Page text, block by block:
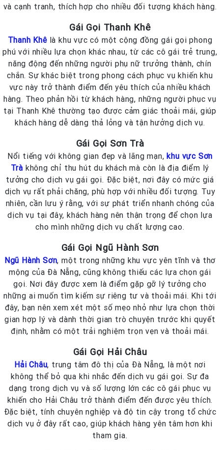
và cạnh tranh, thích hợp cho nhiều đối tượng khách hàng.
Gái Gọi Thanh Khê
Thanh Khêlà khu vực có một cộng đồng gái gọi phong
phú với nhiều lựa chọn khác nhau, từ các cô gái trẻ trung,
năng động đến những người phụ nữ trưởng thành, chín
chắn. Sự khác biệt trong phong cách phục vụ khiến khu
vực này trở thành điểm đến yêu thích của nhiều khách
hàng. Theo phản hồi từ khách hàng, những người phục vụ
tại Thanh Khê thường tạo được cảm giác thoải mái, giúp
khách hàng dễ dàng thả lỏng và tận hưởng dịch vụ.
Gái Gọi Sơn Trà
Nổi tiếng với không gian đẹp và lãng mạn,khu vực Sơn
Trà không chỉ thu hút du khách mà còn là địa điểm lý
tưởng cho dịch vụ gái gọi. Đặc biệt, nơi đây có mức giá
dịch vụ rất phải chăng, phù hợp với nhiều đối tượng. Tuy
nhiên, cần lưu ý rằng, với sự phát triển nhanh chóng của
dịch vụ tại đây, khách hàng nên thận trọng để chọn lựa
cho mình những dịch vụ chất lượng cao.
Gái Gọi Ngũ Hành Sơn
Ngũ Hành Sơn, một trong những khu vực yên tĩnh và thơ
mộng của Đà Nẵng, cũng không thiếu các lựa chọn gái
gọi. Nơi đây được xem là điểm gặp gỡ lý tưởng cho
những ai muốn tìm kiếm sự riêng tư và thoải mái. Khi tới
đây, bạn nên xem xét một số mẹo nhỏ như lựa chọn thời
gian hợp lý và dành thời gian trò chuyện trước khi quyết
định, nhằm có một trải nghiệm trọn vẹn và thoải mái.
Gái Gọi Hải Châu
Hải Châu, trung tâm đô thị của Đà Nẵng, là một nơi
không thể bỏ qua khi nhắc đến dịch vụ gái gọi. Sự đa
dạng trong dịch vụ và số lượng lớn các cô gái phục vụ
khiến cho Hải Châu trở thành điểm đến được yêu thích.
Đặc biệt, tính chuyên nghiệp và độ tin cậy trong tổ chức
dịch vụ ở đây rất cao, giúp khách hàng yên tâm hơn khi
tham gia.